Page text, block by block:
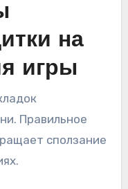
на
игры
Правильное
сползание